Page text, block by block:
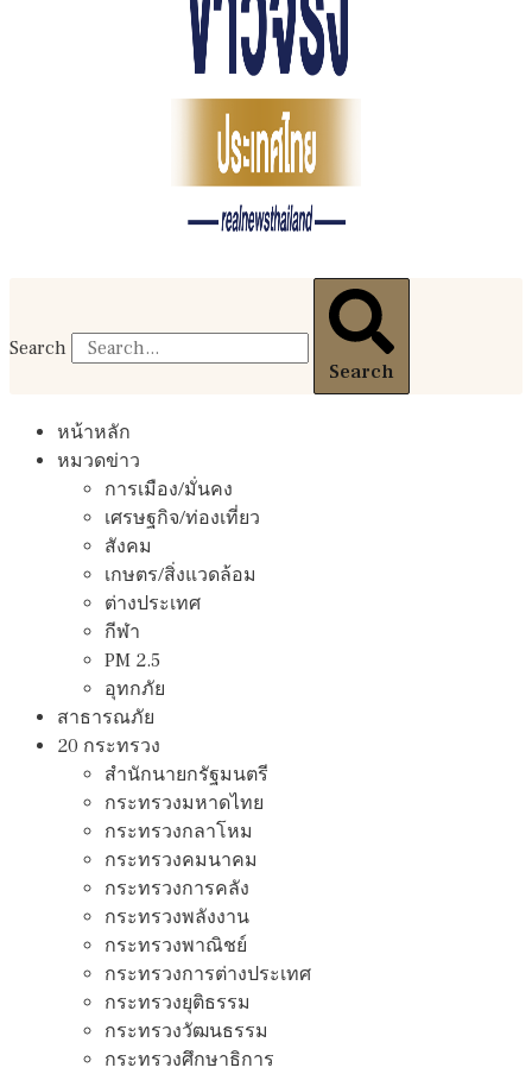
Search
Search
หน้าหลัก
หมวดข่าว
การเมือง/มั่นคง
เศรษฐกิจ/ท่องเที่ยว
สังคม
เกษตร/สิ่งแวดล้อม
ต่างประเทศ
กีฬา
PM 2.5
อุทกภัย
สาธารณภัย
20 กระทรวง
สํานักนายกรัฐมนตรี
กระทรวงมหาดไทย
กระทรวงกลาโหม
กระทรวงคมนาคม
กระทรวงการคลัง
กระทรวงพลังงาน
กระทรวงพาณิชย์
กระทรวงการต่างประเทศ
กระทรวงยุติธรรม
กระทรวงวัฒนธรรม
กระทรวงศึกษาธิการ